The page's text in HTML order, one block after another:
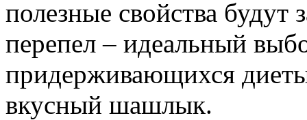
полезные свойства будут
перепел – идеальный
придерживающихся
вкусный шашлык.